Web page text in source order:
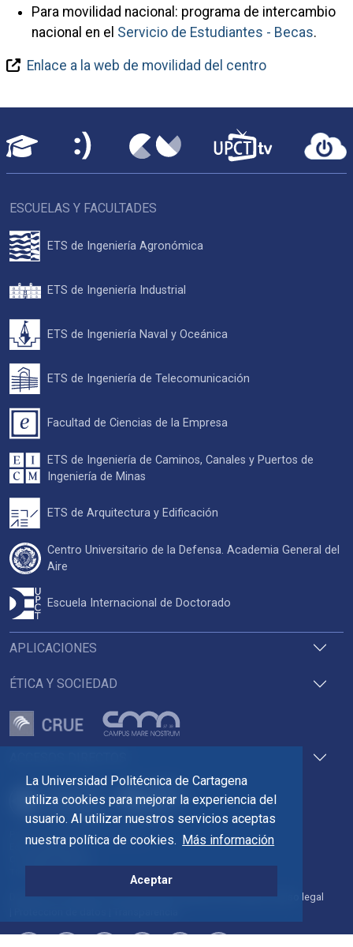
La Universidad Politécnica de Cartagena
utiliza cookies para mejorar la experiencia del
usuario. Al utilizar nuestros servicios aceptas
nuestra política de cookies. Más información
Aceptar
Para movilidad nacional: programa de intercambio
nacional en el Servicio de Estudiantes - Becas.
Enlace a la web de movilidad del centro
Pza. del Cronista Isidoro Valverde
Edif. La Milagrosa
Directorio Contacto Accesibilidad Política de Cookies Aviso legal
APLICACIONES
ÉTICA Y SOCIEDAD
ESCUELAS Y FACULTADES
ETS de Ingeniería Agronómica
ETS de Ingeniería Industrial
ETS de Ingeniería Naval y Oceánica
ETS de Ingeniería de Telecomunicación
Facultad de Ciencias de la Empresa
ETS de Ingeniería de Caminos, Canales y Puertos de
Ingeniería de Minas
ETS de Arquitectura y Edificación
Centro Universitario de la Defensa. Academia General del
Aire
Escuela Internacional de Doctorado